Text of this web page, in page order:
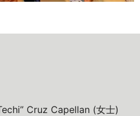
Cruz Capellan (女士)